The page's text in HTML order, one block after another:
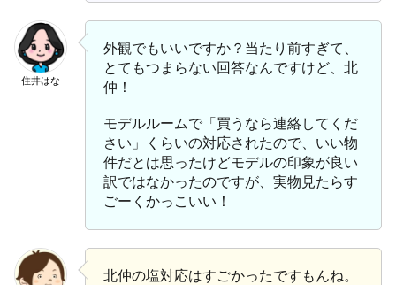
住井はな
外観でもいいですか？当たり前すぎて、
とてもつまらない回答なんですけど、北
仲！
モデルルームで「買うなら連絡してくだ
さい」くらいの対応されたので、いい物
件だとは思ったけどモデルの印象が良い
訳ではなかったのですが、実物見たらす
ごーくかっこいい！
北仲の塩対応はすごかったですもんね。